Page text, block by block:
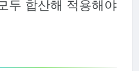
두 합산해 적용해야